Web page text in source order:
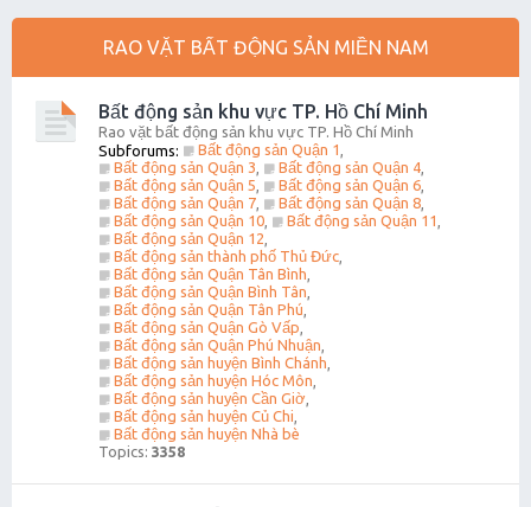
RAO VẶT BẤT ĐỘNG SẢN MIỀN NAM
Bất động sản khu vực TP. Hồ Chí Minh
Rao vặt bất động sản khu vực TP. Hồ Chí Minh
Subforums:
Bất động sản Quận 1,
Bất động sản Quận 3, Bất động sản Quận 4,
Bất động sản Quận 5, Bất động sản Quận 6,
Bất động sản Quận 7, Bất động sản Quận 8,
Bất động sản Quận 10, Bất động sản Quận 11,
Bất động sản Quận 12,
Bất động sản thành phố Thủ Đức,
Bất động sản Quận Tân Bình,
Bất động sản Quận Bình Tân,
Bất động sản Quận Tân Phú,
Bất động sản Quận Gò Vấp,
Bất động sản Quận Phú Nhuận,
Bất động sản huyện Bình Chánh,
Bất động sản huyện Hóc Môn,
Bất động sản huyện Cần Giờ,
Bất động sản huyện Củ Chi,
Bất động sản huyện Nhà bè
Topics: 3358